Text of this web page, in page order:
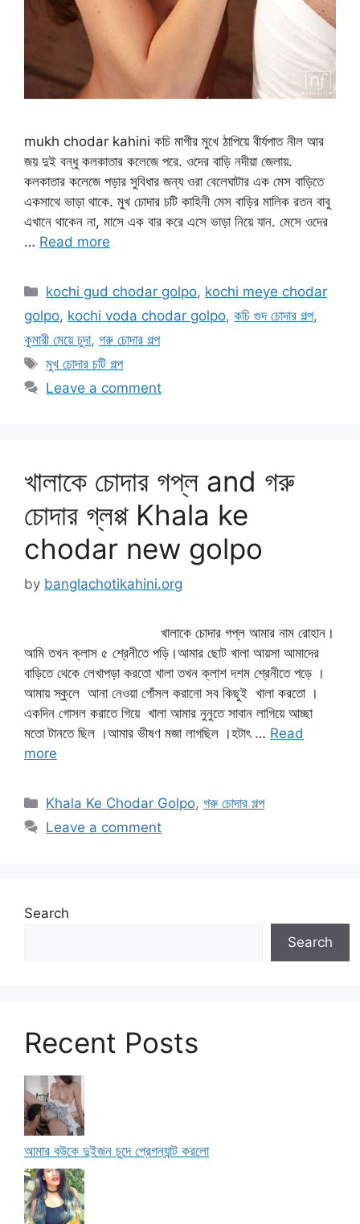
mukh chodar kahini কচি মাগীর মুখে ঠাপিয়ে বীর্যপাত নীল আর
জয় দুই বন্ধু কলকাতার কলেজে পরে. ওদের বাড়ি নদীয়া জেলায়.
কলকাতার কলেজে পড়ার সুবিধার জন্য ওরা বেলেঘাটার এক মেস বাড়িতে
একসাথে ভাড়া থাকে. মুখ চোদার চটি কাহিনী মেস বাড়ির মালিক রতন বাবু
এখানে থাকেন না, মাসে এক বার করে এসে ভাড়া নিয়ে যান. মেসে ওদের
… Read more
Categories
kochi gud chodar golpo, kochi meye chodar
golpo, kochi voda chodar golpo, কচি গুদ চোদার গল্প,
কুমারী মেয়ে চুদা, গরু চোদার গল্প
Tags
মুখ চোদার চটি গল্প
Leave a comment
খালাকে চোদার গপ্ল and গরু
চোদার গ্লপ্প Khala ke
chodar new golpo
by banglachotikahini.org
খালাকে চোদার গপ্ল আমার নাম রোহান।
আমি তখন ক্লাস ৫ শ্রেনীতে পড়ি।আমার ছোট খালা আয়সা আমাদের
বাড়িতে থেকে লেখাপড়া করতো খালা তখন ক্লাশ দশম শ্রেনীতে পড়ে ।
আমায় স্কুলে আনা নেওয়া গোঁসল করানো সব কিছুই খালা করতো ।
একদিন গোসল করাতে গিয়ে খালা আমার নুনুতে সাবান লাগিয়ে আচ্ছা
মতো টানতে ছিল ।আমার ভীষণ মজা লাগছিল ।হটাৎ … Read
more
Categories
Khala Ke Chodar Golpo,গরু চোদার গল্প
Leave a comment
Search
Search
Recent Posts
আমার বউকে দুইজন চুদে প্রেগন্যান্ট করলো